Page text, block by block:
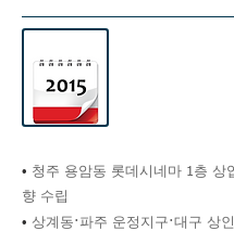
• 청주 용암동 롯데시네마 1층 상
향 수립
• 상계동·파주 운정지구·대구 상